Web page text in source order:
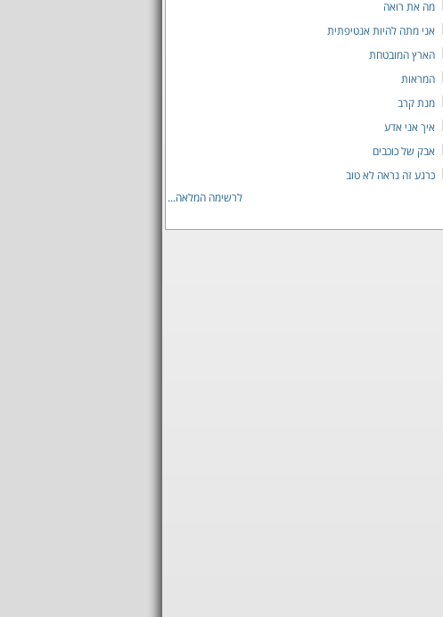
מה את רואה
אני מתה להיות אנטיפתית
הארץ המובטחת
המראות
מנת קרב
איך אני אדע
אבק של כוכבים
כרגע זה נראה לא טוב
לרשימה המלאה...